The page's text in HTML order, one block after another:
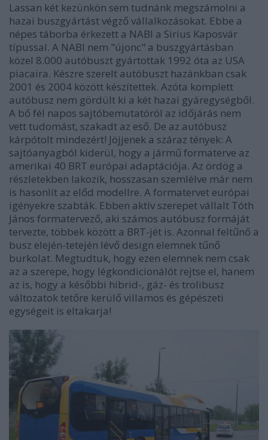
Lassan két kezünkön sem tudnánk megszámolni a
hazai buszgyártást végző vállalkozásokat. Ebbe a
népes táborba érkezett a NABI a Sirius Kaposvár
típussal. A NABI nem "újonc" a buszgyártásban
közel 8.000 autóbuszt gyártottak 1992 óta az USA
piacaira. Készre szerelt autóbuszt hazánkban csak
2001 és 2004 között készítettek. Azóta komplett
autóbusz nem gördült ki a két hazai gyáregységből.
A bő fél napos sajtóbemutatóról az időjárás nem
vett tudomást, szakadt az eső. De az autóbusz
kárpótolt mindezért! Jöjjenek a száraz tények: A
sajtóanyagból kiderül, hogy a jármű formaterve az
amerikai 40 BRT európai adaptációja. Az ördög a
részletekben lakozik, hosszasan szemlélve már nem
is hasonlít az előd modellre. A formatervet európai
igényekre szabták. Ebben aktív szerepet vállalt Tóth
János formatervező, aki számos autóbusz formáját
tervezte, többek között a BRT-jét is. Azonnal feltűnő a
busz elején-tetején lévő design elemnek tűnő
burkolat. Megtudtuk, hogy ezen elemnek nem csak
az a szerepe, hogy légkondicionálót rejtse el, hanem
az is, hogy a későbbi hibrid-, gáz- és trolibusz
változatok tetőre kerülő villamos és gépészeti
egységeit is eltakarja!